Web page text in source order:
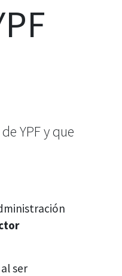
YPF y que
ser